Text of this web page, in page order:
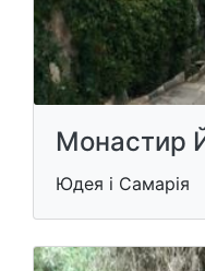
Монастир
Юдея і Самарія